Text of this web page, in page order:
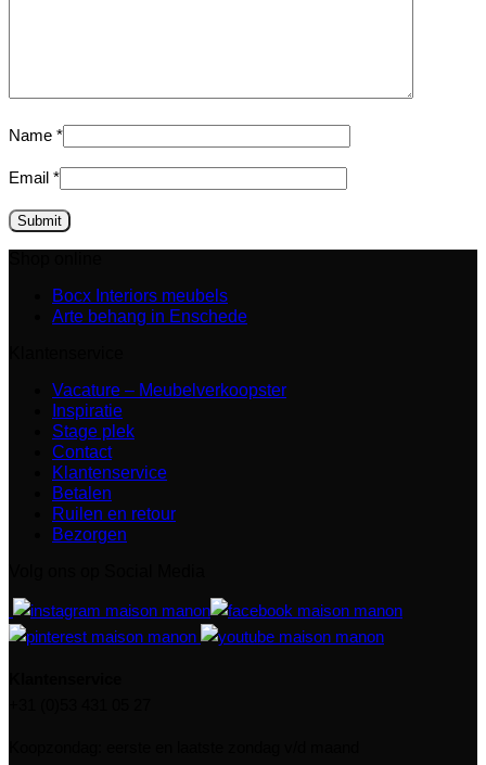
Name *
Email *
Bocx Interiors meubels
Arte behang in Enschede
Vacature – Meubelverkoopster
Inspiratie
Stage plek
Contact
Klantenservice
Betalen
Ruilen en retour
Bezorgen